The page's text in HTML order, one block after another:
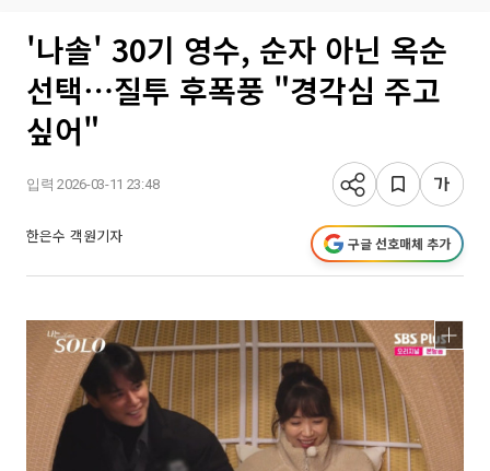
'나솔' 30기 영수, 순자 아닌 옥순
선택⋯질투 후폭풍 "경각심 주고
싶어"
입력 2026-03-11 23:48
한은수 객원기자 구글 선호매체 추가